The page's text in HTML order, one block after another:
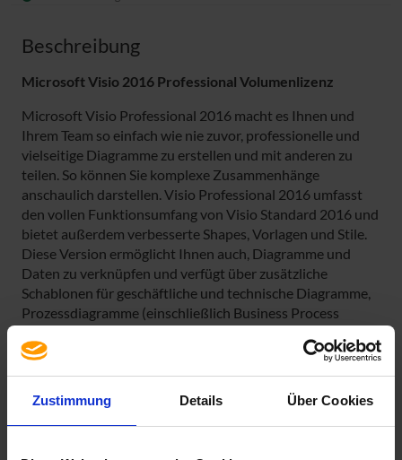
Zustimmung Details Über Cookies
Beschreibung
Microsoft Visio 2016 Professional Volumenlizenz
Microsoft Visio Professional 2016 macht es Ihnen und
Ihrem Team so einfach wie nie zuvor, professionelle und
vielseitige Diagramme zu erstellen und mit anderen zu
teilen. So können Sie komplexe Zusammenhänge
anschaulich darstellen. Visio Professional 2016 umfasst
den vollen Funktionsumfang von Visio Standard 2016 und
bietet außerdem verbesserte Shapes, Vorlagen und Stile.
Diese Version ermöglicht Ihnen auch, Diagramme und
Daten zu verknüpfen und verfügt über zusätzliche
Schablonen für geschäftliche und technische Diagramme,
Prozessdiagramme (einschließlich Business Process
Netzwerkdiagramme sowie Software- und
Datenbankdiagramme. Des Weiteren wird die
Zusammenarbeit in Ihrem Team noch besser unterstützt,
indem mehrere Personen gleichzeitig am selben Diagramm
arbeiten können.